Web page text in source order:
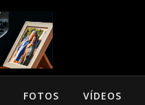
FOTOS VÍDEOS